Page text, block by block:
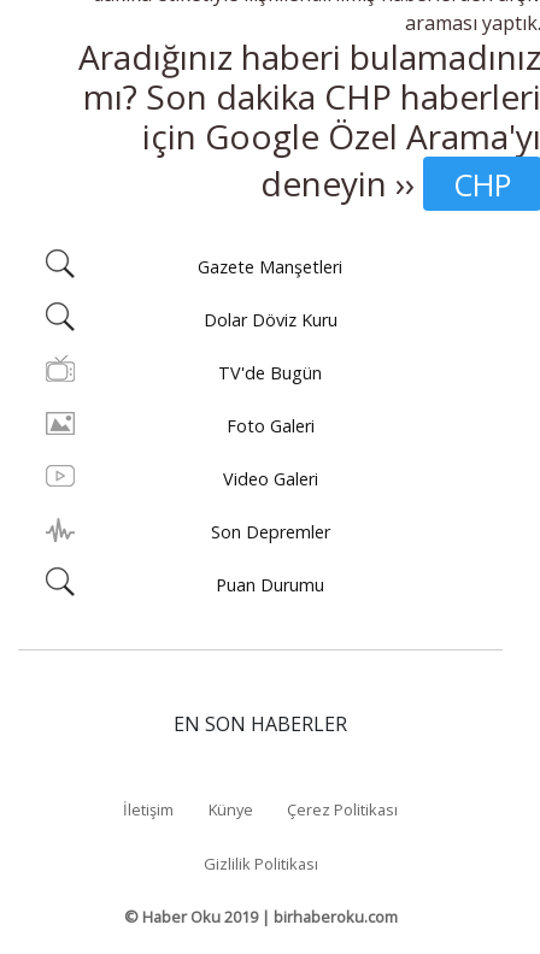
araması yaptık.
Aradığınız haberi bulamadınız
mı? Son dakika CHP haberleri
için Google Özel Arama'yı
deneyin ››
CHP
Gazete Manşetleri
Dolar Döviz Kuru
TV'de Bugün
Foto Galeri
Video Galeri
Son Depremler
Puan Durumu
EN SON HABERLER
İletişim Künye Çerez Politikası
Gizlilik Politikası
© Haber Oku 2019 | birhaberoku.com